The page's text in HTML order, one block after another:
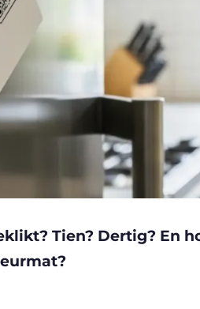
Tien? Dertig? En